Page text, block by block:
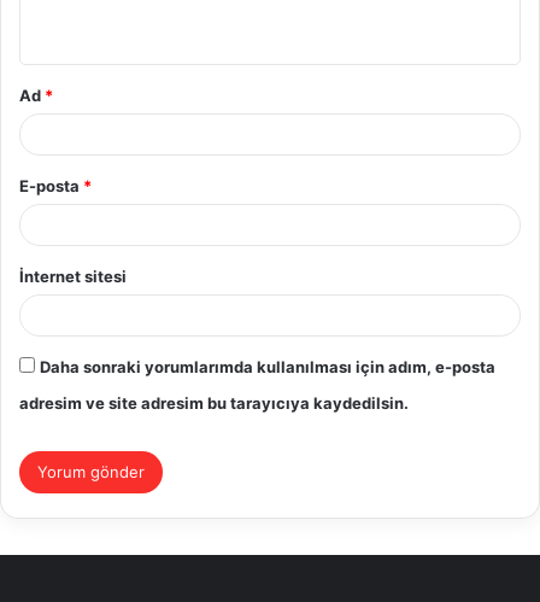
Ad *
E-posta *
İnternet sitesi
Daha sonraki yorumlarımda kullanılması için adım, e-posta
adresim ve site adresim bu tarayıcıya kaydedilsin.